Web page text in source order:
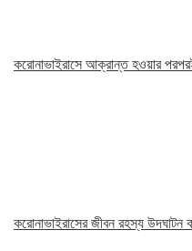
করোনাভাইরাসে আক্রান্ত হওয়ার
করোনাভাইরাসের জীবন রহস্য উদঘাটন